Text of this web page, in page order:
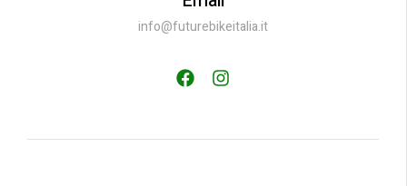
info@futurebikeitalia.it